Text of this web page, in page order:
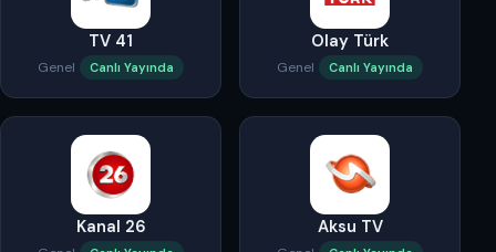
TV 41
Genel Canlı Yayında
Olay Türk
Genel Canlı Yayında
Kanal 26 Aksu TV